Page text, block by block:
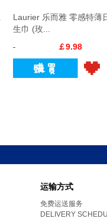
Laurier 乐而雅 零感特薄
生巾 (玫...
￡9.98
运输方式
免费运送服务
DELIVERY